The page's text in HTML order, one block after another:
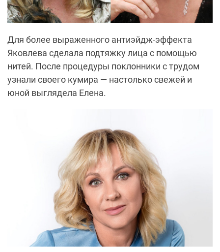
Для более выраженного антиэйдж-эффекта
Яковлева сделала подтяжку лица с помощью
нитей. После процедуры поклонники с трудом
узнали своего кумира — настолько свежей и
юной выглядела Елена.